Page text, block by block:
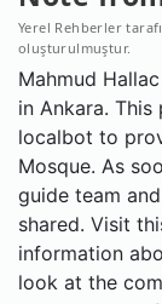
Yerel Rehberler
oluşturulmuştur.
Mahmud
in Ankara.
localbot to
Mosque. As
guide team
shared. Visit
information
look at the